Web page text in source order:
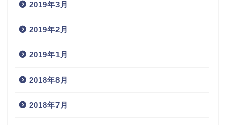
2019年3月
2019年2月
2019年1月
2018年8月
2018年7月